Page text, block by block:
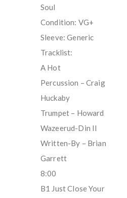
Soul
Condition: VG+
Sleeve: Generic
Tracklist:
A Hot
Percussion – Craig
Huckaby
Trumpet – Howard
Wazeerud-Din II
Written-By – Brian
Garrett
8:00
B1 Just Close Your